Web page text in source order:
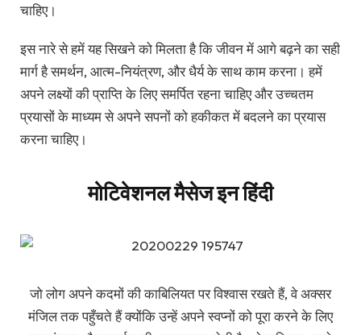
चाहिए।
इस नारे से हमें यह सिखने को मिलता है कि जीवन में आगे बढ़ने का सही
मार्ग है समर्थन, आत्म-नियंत्रण, और धैर्य के साथ काम करना। हमें
अपने लक्ष्यों की प्राप्ति के लिए समर्पित रहना चाहिए और उच्चतम
प्रयासों के माध्यम से अपने सपनों को हकीकत में बदलने का प्रयास
करना चाहिए।
मोटिवेशनल मैसेज इन हिंदी
जो लोग अपने कदमों की काबिलियत पर विश्वास रखते हैं, वे अक्सर
मंजिल तक पहुँचते हैं क्योंकि उन्हें अपने स्वप्नों को पूरा करने के लिए